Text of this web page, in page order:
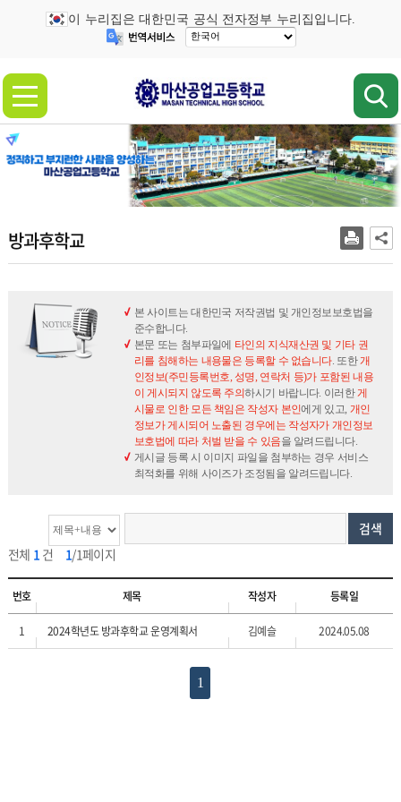
이 누리집은 대한민국 공식 전자정부 누리집입니다.
방과후학교
본 사이트는 대한민국 저작권법 및 개인정보보호법을
준수합니다.
본문 또는 첨부파일에 타인의 지식재산권 및 기타 권
리를 침해하는 내용물은 등록할 수 없습니다. 또한 개
인정보(주민등록번호, 성명, 연락처 등)가 포함된 내용
이 게시되지 않도록 주의하시기 바랍니다. 이러한 게
시물로 인한 모든 책임은 작성자 본인에게 있고, 개인
정보가 게시되어 노출된 경우에는 작성자가 개인정보
보호법에 따라 처벌 받을 수 있음을 알려드립니다.
게시글 등록 시 이미지 파일을 첨부하는 경우 서비스
최적화를 위해 사이즈가 조정됨을 알려드립니다.
전체 1 건 1/1페이지
검색
번호 제목 작성자 등록일
1 2024학년도 방과후학교 운영계획서 김예슬 2024.05.08
1